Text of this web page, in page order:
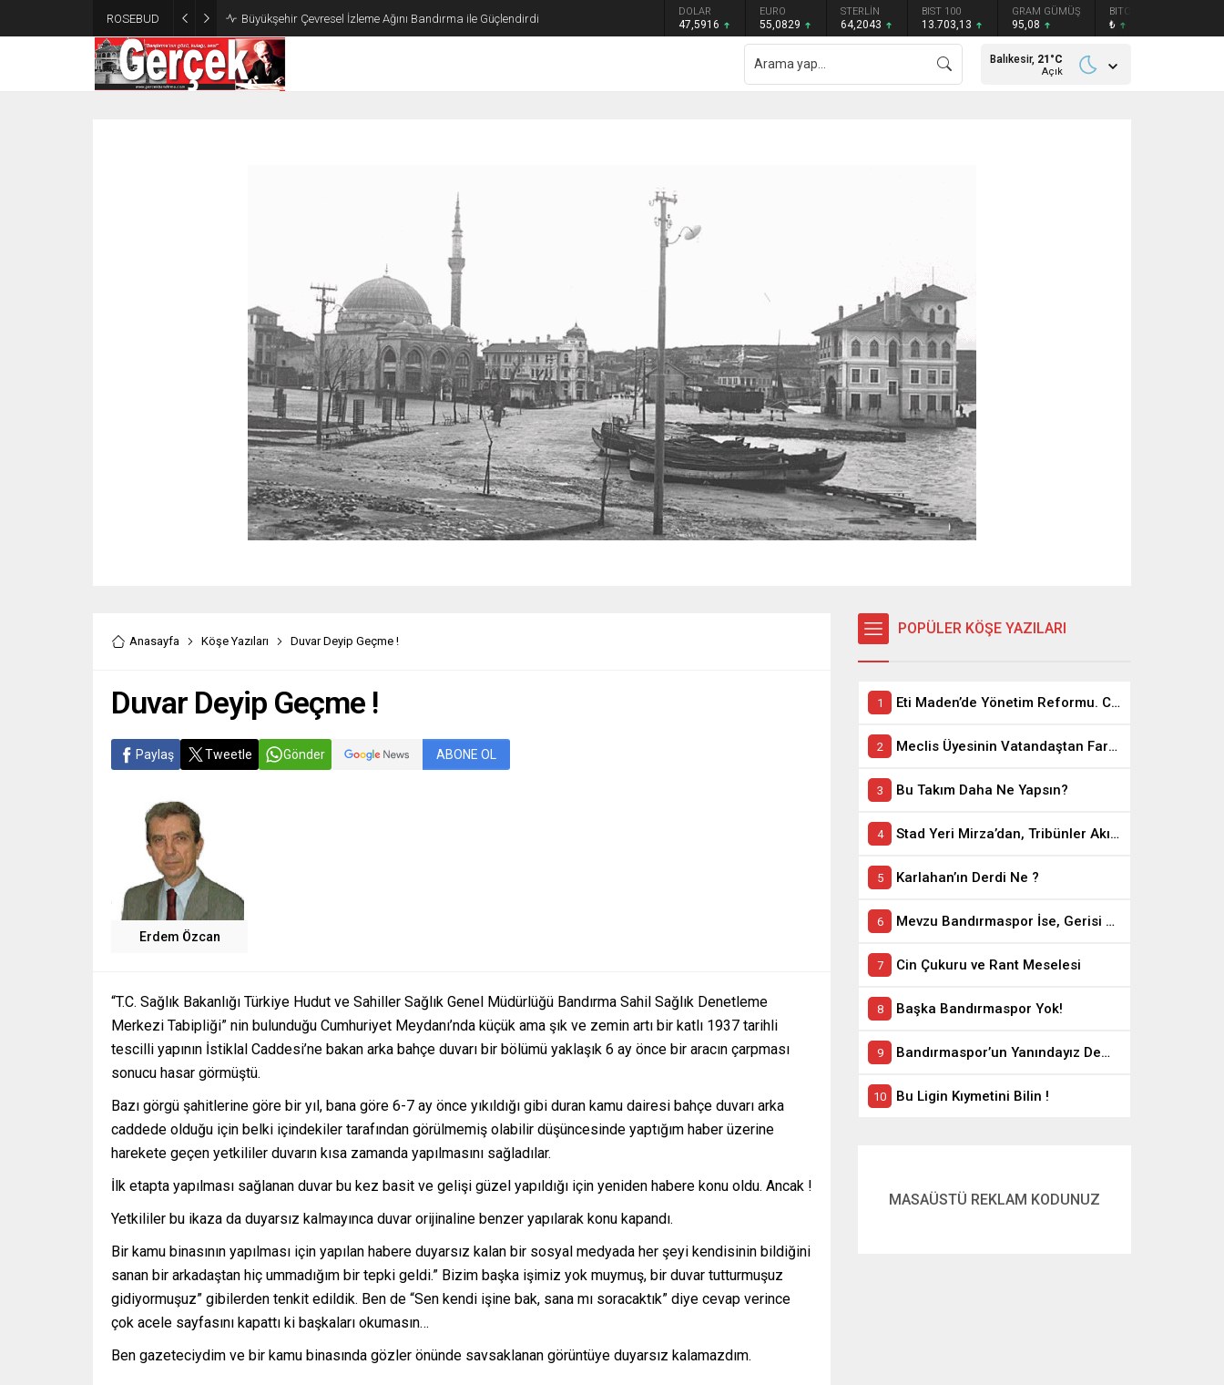
ROSEBUD Büyükşehir Çevresel İzleme Ağını Bandırma ile Güçlendirdi DOLAR
47,5916
EURO
55,0829
STERLİN
64,2043
BIST 100
13.703,13
GRAM GÜMÜŞ
95,08
BITCOIN
₺
Balıkesir, 21 °C
Açık
Anasayfa Köşe Yazıları Duvar Deyip Geçme !
Duvar Deyip Geçme !
Paylaş Tweetle Gönder ABONE OL
Erdem Özcan
“T.C. Sağlık Bakanlığı Türkiye Hudut ve Sahiller Sağlık Genel Müdürlüğü Bandırma Sahil Sağlık Denetleme
Merkezi Tabipliği” nin bulunduğu Cumhuriyet Meydanı’nda küçük ama şık ve zemin artı bir katlı 1937 tarihli
tescilli yapının İstiklal Caddesi’ne bakan arka bahçe duvarı bir bölümü yaklaşık 6 ay önce bir aracın çarpması
sonucu hasar görmüştü.
Bazı görgü şahitlerine göre bir yıl, bana göre 6-7 ay önce yıkıldığı gibi duran kamu dairesi bahçe duvarı arka
caddede olduğu için belki içindekiler tarafından görülmemiş olabilir düşüncesinde yaptığım haber üzerine
harekete geçen yetkililer duvarın kısa zamanda yapılmasını sağladılar.
İlk etapta yapılması sağlanan duvar bu kez basit ve gelişi güzel yapıldığı için yeniden habere konu oldu. Ancak !
Yetkililer bu ikaza da duyarsız kalmayınca duvar orijinaline benzer yapılarak konu kapandı.
Bir kamu binasının yapılması için yapılan habere duyarsız kalan bir sosyal medyada her şeyi kendisinin bildiğini
sanan bir arkadaştan hiç ummadığım bir tepki geldi.” Bizim başka işimiz yok muymuş, bir duvar tutturmuşuz
gidiyormuşuz” gibilerden tenkit edildik. Ben de “Sen kendi işine bak, sana mı soracaktık” diye cevap verince
çok acele sayfasını kapattı ki başkaları okumasın…
Ben gazeteciydim ve bir kamu binasında gözler önünde savsaklanan görüntüye duyarsız kalamazdım.
POPÜLER KÖŞE YAZILARI
Eti Maden’de Yönetim Reformu. CEO Modeli’nde Kadro / Taşeron İşçilik Ayrımı Kalkıyor
Meclis Üyesinin Vatandaştan Farkı Ne ?
Bu Takım Daha Ne Yapsın?
Stad Yeri Mirza’dan, Tribünler Akın’dan: Geriye Bakanlık Kaldı.
Karlahan’ın Derdi Ne ?
Mevzu Bandırmaspor İse, Gerisi Teferruattır
Cin Çukuru ve Rant Meselesi
Başka Bandırmaspor Yok!
Bandırmaspor’un Yanındayız Demekle Olmuyor!
Bu Ligin Kıymetini Bilin !
MASAÜSTÜ REKLAM KODUNUZ